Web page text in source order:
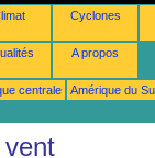
Cyclones
A propos
centrale
Amérique du